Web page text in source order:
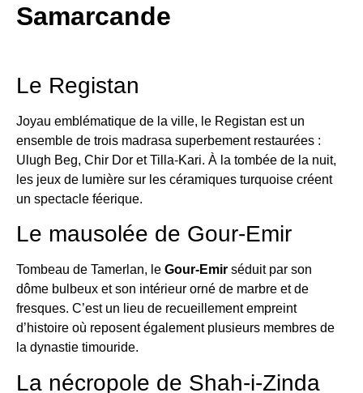
Samarcande
Le Registan
Joyau emblématique de la ville, le Registan est un
ensemble de trois madrasa superbement restaurées :
Ulugh Beg, Chir Dor et Tilla-Kari. À la tombée de la nuit,
les jeux de lumière sur les céramiques turquoise créent
un spectacle féerique.
Le mausolée de Gour-Emir
Tombeau de Tamerlan, le Gour-Emir séduit par son
dôme bulbeux et son intérieur orné de marbre et de
fresques. C’est un lieu de recueillement empreint
d’histoire où reposent également plusieurs membres de
la dynastie timouride.
La nécropole de Shah-i-Zinda